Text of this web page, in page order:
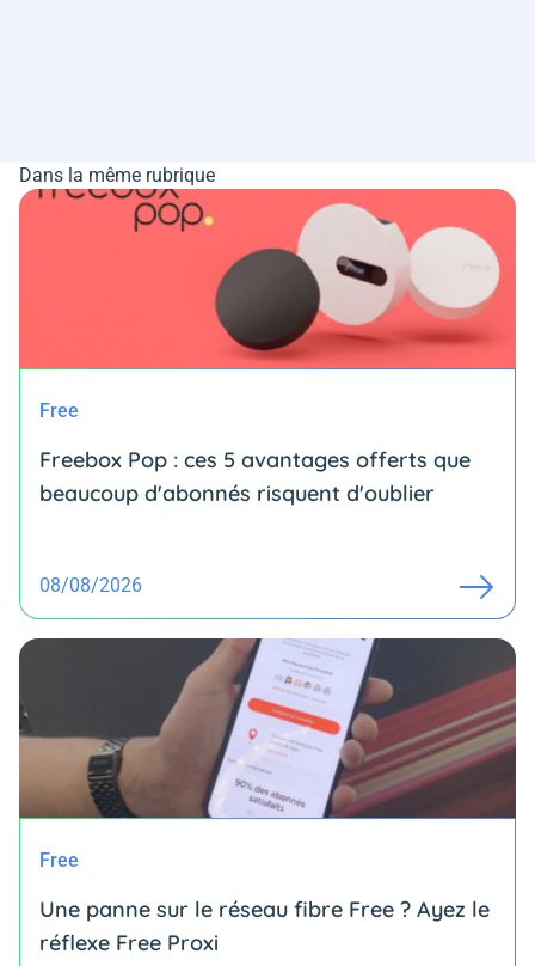
Dans la même rubrique
Free
Freebox Pop : ces 5 avantages offerts que
beaucoup d'abonnés risquent d'oublier
08/08/2026
Free
Une panne sur le réseau fibre Free ? Ayez le
réflexe Free Proxi